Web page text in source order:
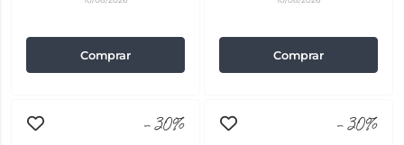
Comprar Comprar
-30% -30%